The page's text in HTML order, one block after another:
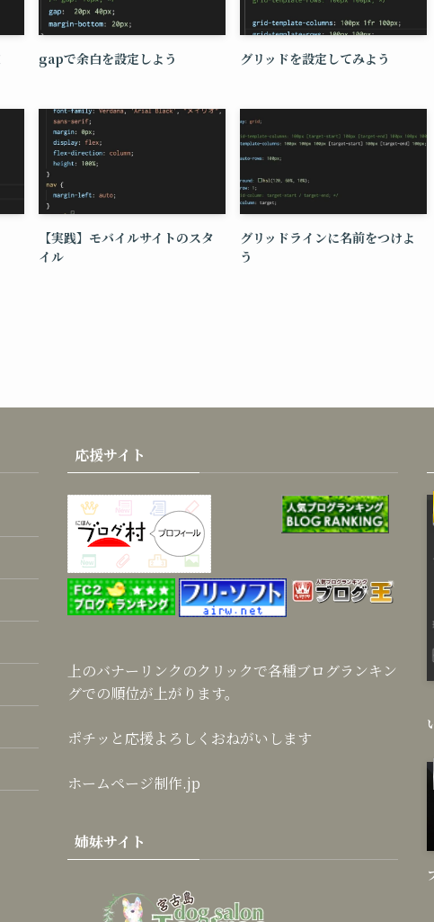
gapで余白を設定しよう グリッドを設定してみよう
【実践】モバイルサイトのスタ
イル
グリッドラインに名前をつけよ
う
応援サイト
上のバナーリンクのクリックで各種ブログランキン
グでの順位が上がります。
ポチッと応援よろしくおねがいします
ホームページ制作.jp
姉妹サイト